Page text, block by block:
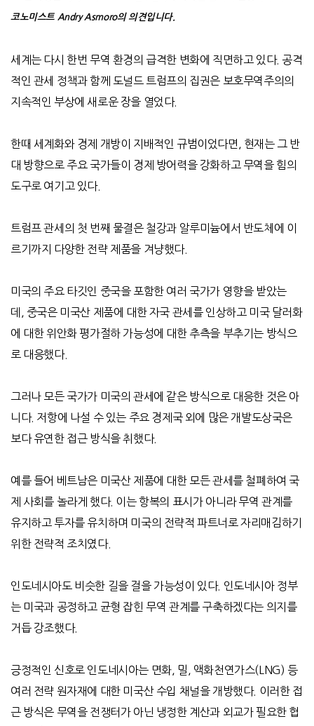
코노미스트 Andry Asmoro의 의견입니다.
세계는 다시 한번 무역 환경의 급격한 변화에 직면하고 있다. 공격
적인 관세 정책과 함께 도널드 트럼프의 집권은 보호무역주의의
지속적인 부상에 새로운 장을 열었다.
한때 세계화와 경제 개방이 지배적인 규범이었다면
현재는 그 반
대 방향으로 주요 국가들이 경제 방어력을 강화하고 무역을 힘의
도구로 여기고 있다.
트럼프 관세의 첫 번째 물결은 철강과 알루미늄에서 반도체에 이
르기까지 다양한 전략 제품을 겨냥했다.
미국의 주요 타깃인 중국을 포함한 여러 국가가 영향을 받았는
데
중국은 미국산 제품에 대한 자국 관세를 인상하고 미국 달러화
에 대한 위안화 평가절하 가능성에 대한 추측을 부추기는 방식으
로 대응했다.
그러나 모든 국가가 미국의 관세에 같은 방식으로 대응한 것은 아
니다. 저항에 나설 수 있는 주요 경제국 외에 많은 개발도상국은
보다 유연한 접근 방식을 취했다.
예를 들어 베트남은 미국산 제품에 대한 모든 관세를 철폐하여 국
제 사회를 놀라게 했다. 이는 항복의 표시가 아니라 무역 관계를
유지하고 투자를 유치하며 미국의 전략적 파트너로 자리매김하기
위한 전략적 조치였다.
인도네시아도 비슷한 길을 걸을 가능성이 있다. 인도네시아 정부
는 미국과 공정하고 균형 잡힌 무역 관계를 구축하겠다는 의지를
거듭 강조했다.
긍정적인 신호로 인도네시아는 면화, 밀 액화천연가스(LNG) 등
여러 전략 원자재에 대한 미국산 수입 채널을 개방했다. 이러한 접
근 방식은 무역을 전쟁터가 아닌 냉정한 계산과 외교가 필요한 협